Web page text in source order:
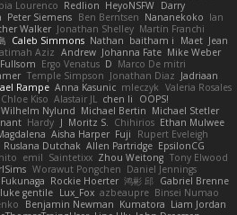
Lourenco Redlion HeyoNSFW Darry
Peter Siemens Ben Berntsen Nananekoko Ian
Walker Jonathan Shelley Martín Franchi
Caleb Simmons Nathan baitham i Maet Jean
Aziz Andrew Johanna Fate Mike Weber
Ergo Venatus D Marco De mitri
Temple Simpson Jonathan Diaz Jadriaan
Rampe Anna Kasunic mleczyk Valeria Rosales
Chloe Kiso Alastair JL chen li
OOPS!
Wilhelm Nylund Michael Bertin Michael Stetler
Hardy J Moritz S. Chihirios Ethan Mulwee
Aisha Harper Fuji
Rupert Eveleigh
Ruslana Dutchak Allen Partridge EpsilonCG
emil Saintetixx Zhou Weitong Tony Elwood
Worawut Pongchen Daniel Jennings
Rockie Hoerter 鸿彬 邱 Gabriel Brenne
luke gentile Lux_Fox azbeaupre Binsei Numao
Benjamin Newman Kumatora Liam Jordan